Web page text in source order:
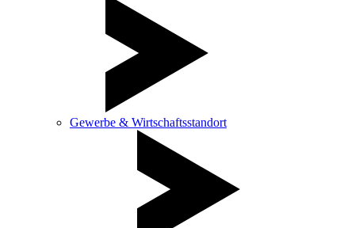
Gewerbe & Wirtschaftsstandort